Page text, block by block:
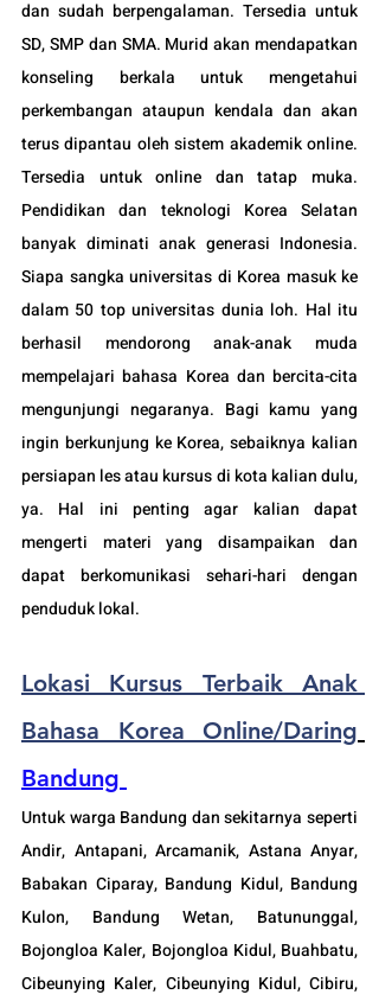
dan sudah berpengalaman. Tersedia untuk
SD, SMP dan SMA. Murid akan mendapatkan
konseling berkala untuk mengetahui
perkembangan ataupun kendala dan akan
terus dipantau oleh sistem akademik online.
Pendidikan dan teknologi Korea Selatan
banyak diminati anak generasi Indonesia.
Siapa sangka universitas di Korea masuk ke
dalam 50 top universitas dunia loh. Hal itu
berhasil mendorong anak-anak muda
mempelajari bahasa Korea dan bercita-cita
mengunjungi negaranya. Bagi kamu yang
ingin berkunjung ke Korea, sebaiknya kalian
persiapan les atau kursus di kota kalian dulu,
ya. Hal ini penting agar kalian dapat
mengerti materi yang disampaikan dan
dapat berkomunikasi sehari-hari dengan
penduduk lokal.
Lokasi Kursus Terbaik Anak
Bahasa Korea Online/Daring
Bandung
Andir, Antapani, Arcamanik, Astana Anyar,
Babakan Ciparay, Bandung Kidul, Bandung
Kulon, Bandung Wetan, Batununggal,
Bojongloa Kaler, Bojongloa Kidul, Buahbatu,
Cibeunying Kaler, Cibeunying Kidul, Cibiru,